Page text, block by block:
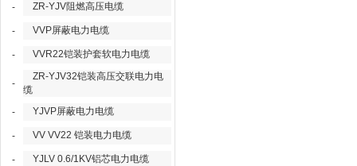
- ZR-YJV阻燃高压电缆
- VVP屏蔽电力电缆
- VVR22铠装护套软电力电缆
-
ZR-YJV32铠装高压交联电力电
缆
-
YJVP屏蔽电力电缆
- VV VV22 铠装电力电缆
- YJLV 0.6/1KV铝芯电力电缆